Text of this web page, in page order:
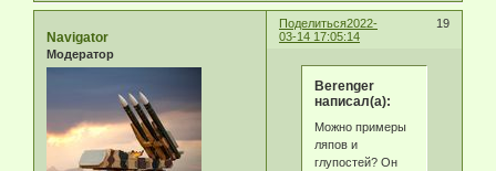
Поделиться 19
2022-
03-14 17:05:14
Navigator
Модератор
Berenger
написал(а):
Можно примеры
ляпов и
глупостей? Он